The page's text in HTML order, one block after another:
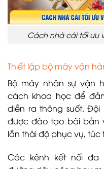
Cách nhà cái tối ưu
Thiết lập bộ máy vận
Bộ máy nhân sự vận
cách khoa học để
diễn ra thông suốt.
được đào tạo bài bản
lẫn thái độ phục vụ, túc
Các kênh kết nối đa